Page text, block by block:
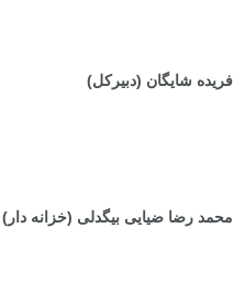
فریده شایگان (دبیرکل)
محمد رضا ضیایی بیگدلی (خزانه دار)